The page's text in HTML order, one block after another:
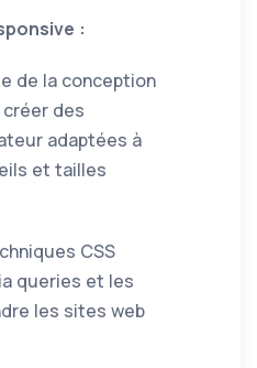
:
de la conception
des
adaptées à
et tailles
CSS
queries et les
les sites web